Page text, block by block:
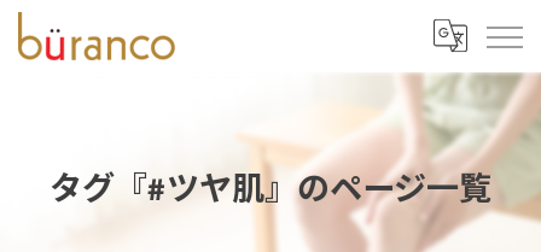
タグ『#ツヤ肌』のページ一覧